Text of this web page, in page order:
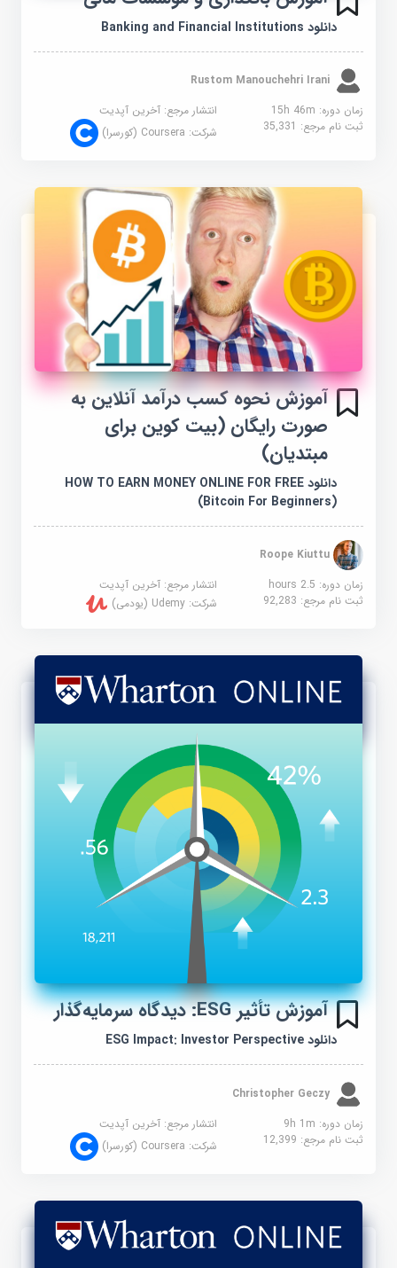
دانلود Banking and Financial Institutions
Rustom Manouchehri Irani
زمان دوره: 15h 46m
انتشار مرجع:آخرین آپدیت
ثبت نام مرجع:35,331 شرکت:Coursera (کورسرا)
آموزش نحوه کسب درآمد آنلاین به
صورت رایگان (بیت کوین برای
مبتدیان)
دانلود HOW TO EARN MONEY ONLINE FOR FREE
(Bitcoin For Beginners)
Roope Kiuttu
زمان دوره: 2.5 hours
انتشار مرجع:آخرین آپدیت
ثبت نام مرجع:92,283 شرکت:Udemy (یودمی)
آموزش تأثیر ESG: دیدگاه سرمایه‌گذار
دانلود ESG Impact: Investor Perspective
Christopher Geczy
زمان دوره: 9h 1m
انتشار مرجع:آخرین آپدیت
ثبت نام مرجع:12,399 شرکت:Coursera (کورسرا)